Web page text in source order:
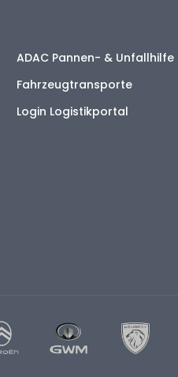
ADAC Pannen- & Unfallhilfe
Fahrzeugtransporte
Login Logistikportal